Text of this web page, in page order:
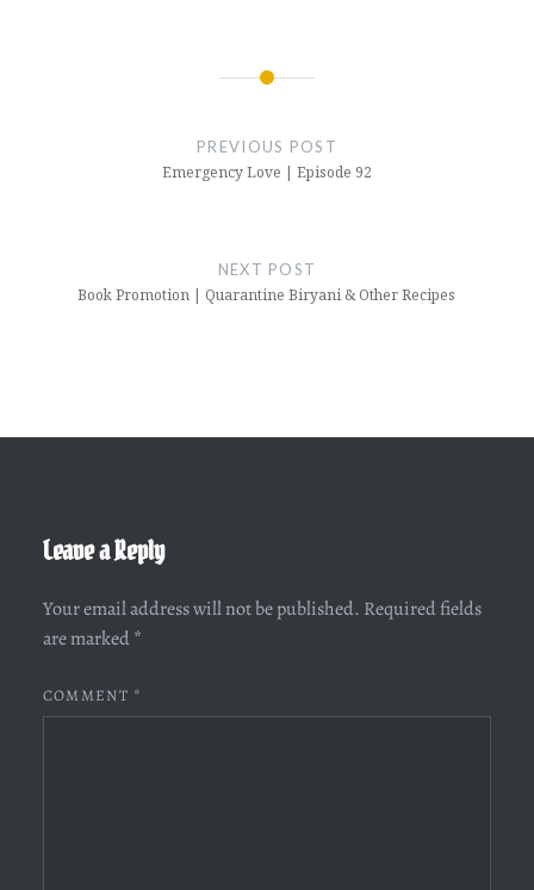
PREVIOUS POST
Emergency Love | Episode 92
NEXT POST
Book Promotion | Quarantine Biryani & Other Recipes
Leave a Reply
Your email address will not be published. Required fields
are marked *
COMMENT *